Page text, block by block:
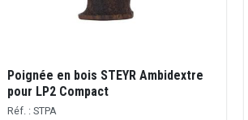
Poignée en bois STEYR Ambidextre
pour LP2 Compact
Réf. : STPA